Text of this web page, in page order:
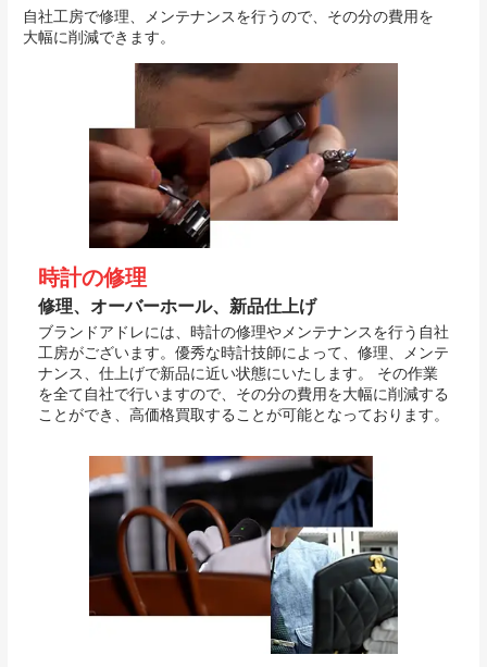
自社工房で修理、メンテナンスを行うので、その分の費用を
大幅に削減できます。
時計の修理
修理、オーバーホール、新品仕上げ
ブランドアドレには、時計の修理やメンテナンスを行う自社
工房がございます。優秀な時計技師によって、修理、メンテ
ナンス、仕上げで新品に近い状態にいたします。 その作業
を全て自社で行いますので、その分の費用を大幅に削減する
ことができ、高価格買取することが可能となっております。